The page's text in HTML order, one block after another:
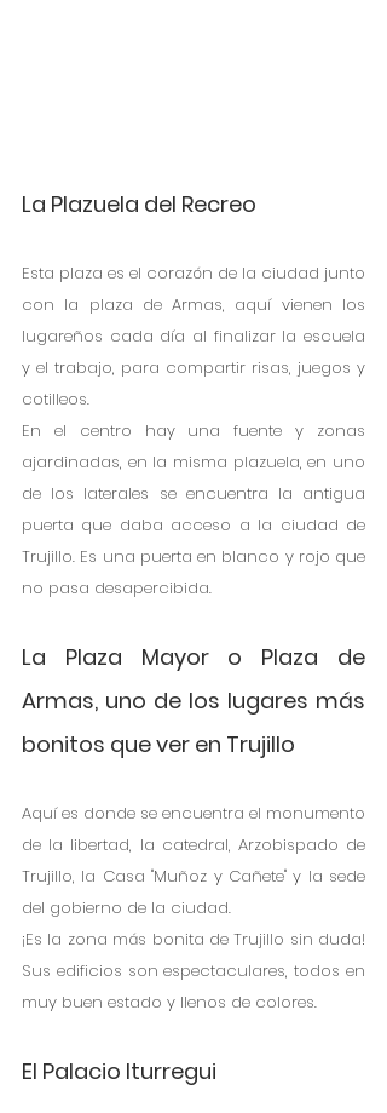
La Plazuela del Recreo
Esta plaza es el corazón de la ciudad junto
con la plaza de Armas, aquí vienen los
lugareños cada día al finalizar la escuela
y el trabajo, para compartir risas, juegos y
cotilleos.
En el centro hay una fuente y zonas
ajardinadas, en la misma plazuela, en uno
de los laterales se encuentra la antigua
puerta que daba acceso a la ciudad de
Trujillo. Es una puerta en blanco y rojo que
no pasa desapercibida.
La Plaza Mayor o Plaza de
Armas, uno de los lugares más
bonitos que ver en Trujillo
Aquí es donde se encuentra el monumento
de la libertad, la catedral, Arzobispado de
Trujillo, la Casa "Muñoz y Cañete" y la sede
del gobierno de la ciudad.
¡Es la zona más bonita de Trujillo sin duda!
Sus edificios son espectaculares, todos en
muy buen estado y llenos de colores.
El Palacio Iturregui